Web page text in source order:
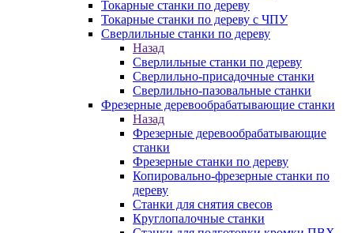
Токарные станки по дереву
Токарные станки по дереву с ЧПУ
Сверлильные станки по дереву
Назад
Сверлильные станки по дереву
Сверлильно-присадочные станки
Сверлильно-пазовальные станки
Фрезерные деревообрабатывающие станки
Назад
Фрезерные деревообрабатывающие
станки
Фрезерные станки по дереву
Копировально-фрезерные станки по
дереву
Станки для снятия свесов
Круглопалочные станки